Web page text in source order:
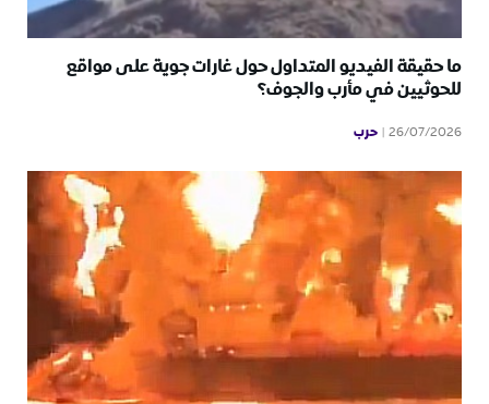
ما حقيقة الفيديو المتداول حول غارات جوية على مواقع
للحوثيين في مأرب والجوف؟
26/07/2026 حرب